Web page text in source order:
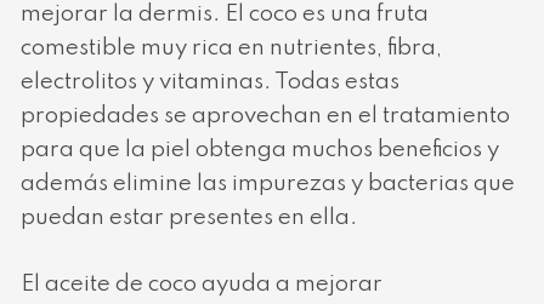
mejorar la dermis. El coco es una fruta
comestible muy rica en nutrientes, fibra,
electrolitos y vitaminas. Todas estas
propiedades se aprovechan en el tratamiento
para que la piel obtenga muchos beneficios y
además elimine las impurezas y bacterias que
puedan estar presentes en ella.
El aceite de coco ayuda a mejorar